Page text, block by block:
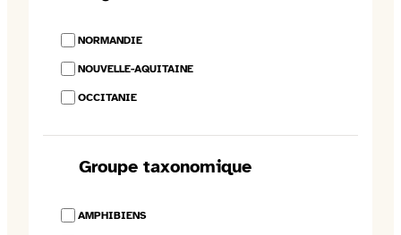
NORMANDIE
NOUVELLE-AQUITAINE
OCCITANIE
Groupe taxonomique
AMPHIBIENS